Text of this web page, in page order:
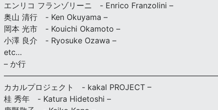
エンリコ フランゾリーニ - Enrico Franzolini –
奥山 清行 - Ken Okuyama –
岡本 光市 - Kouichi Okamoto –
小澤 良介 - Ryosuke Ozawa –
etc…
– か行
カカルプロジェクト - kakal PROJECT –
桂 秀年 - Katura Hidetoshi –